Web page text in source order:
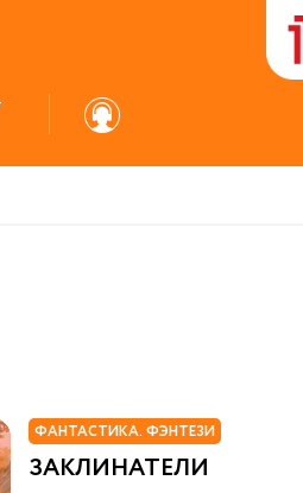
ФАНТАСТИКА. ФЭНТЕЗИ
ЗАКЛИНАТЕЛИ